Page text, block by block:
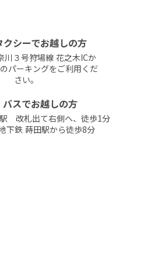
クシーでお越しの方
川３号狩場線 花之木ICか
パーキングをご利用くだ
さい。
バスでお越しの方
駅 改札出て右側へ、徒歩1分
下鉄 蒔田駅から徒歩8分